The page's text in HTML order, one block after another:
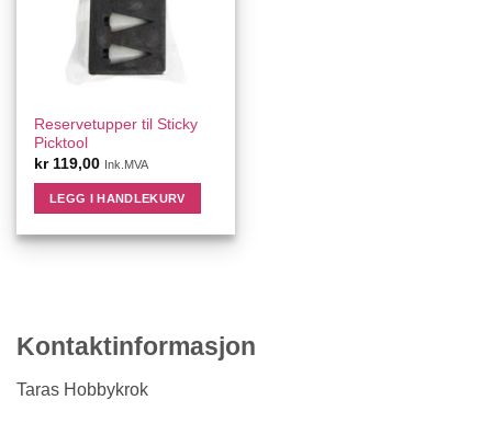
Reservetupper til Sticky
Picktool
kr119,00 Ink.MVA
LEGG I HANDLEKURV
Kontaktinformasjon
Taras Hobbykrok